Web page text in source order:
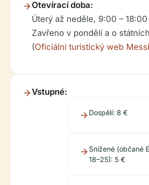
Otevírací doba:
Úterý až neděle, 9:00 – 18:00
Zavřeno v pondělí a o
(Oficiální turistický web
Vstupné:
Dospělí: 8 €
Snížené (občané
18–25): 5 €